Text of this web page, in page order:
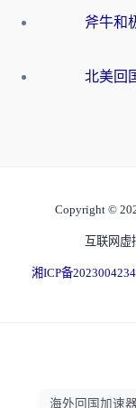
Copyright ©
互联网虚
湘ICP备
海外回国加速器